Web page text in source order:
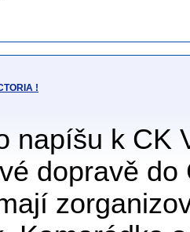
!
napíšu k CK
dopravě